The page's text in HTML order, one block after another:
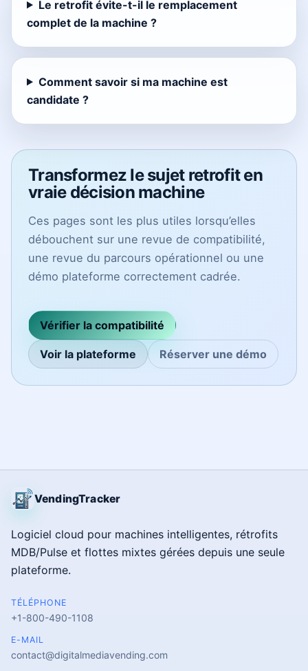
Le retrofit évite-t-il le remplacement
complet de la machine ?
Comment savoir si ma machine est
candidate ?
Transformez le sujet retrofit en
vraie décision machine
Ces pages sont les plus utiles lorsqu’elles
débouchent sur une revue de compatibilité,
une revue du parcours opérationnel ou une
démo plateforme correctement cadrée.
Vérifier la compatibilité
Voir la plateforme Réserver une démo
VendingTracker
Logiciel cloud pour machines intelligentes, rétrofits
MDB/Pulse et flottes mixtes gérées depuis une seule
plateforme.
TÉLÉPHONE
+1-800-490-1108
E-MAIL
contact@digitalmediavending.com